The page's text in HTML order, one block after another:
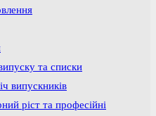
та списки
випускників
ріст та професійні